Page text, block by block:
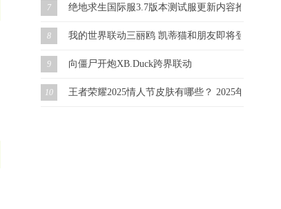
7 绝地求生国际服3.7版本测试服更新内容抢先看！
8 我的世界联动三丽鸥 凯蒂猫和朋友即将登场！
9 向僵尸开炮XB.Duck跨界联动
10 王者荣耀2025情人节皮肤有哪些？ 2025年情人节